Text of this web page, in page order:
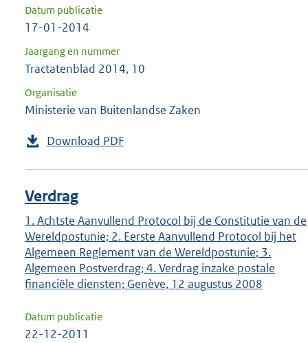
Datum publicatie
17-01-2014
Jaargang en nummer
Tractatenblad 2014, 10
Organisatie
Ministerie van Buitenlandse Zaken
Download PDF
Verdrag
1. Achtste Aanvullend Protocol bij de Constitutie van de
Wereldpostunie; 2. Eerste Aanvullend Protocol bij het
Algemeen Reglement van de Wereldpostunie; 3.
Algemeen Postverdrag; 4. Verdrag inzake postale
financiële diensten; Genève, 12 augustus 2008
Datum publicatie
22-12-2011